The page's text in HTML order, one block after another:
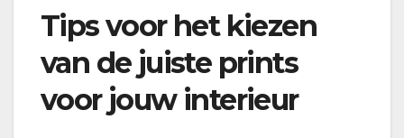
Tips voor het kiezen
van de juiste prints
voor jouw interieur